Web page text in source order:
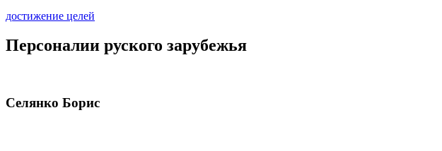
достижение целей
Персоналии руского зарубежья
Селянко Борис